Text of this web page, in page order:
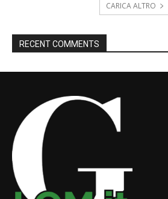
CARICA ALTRO
RECENT COMMENTS